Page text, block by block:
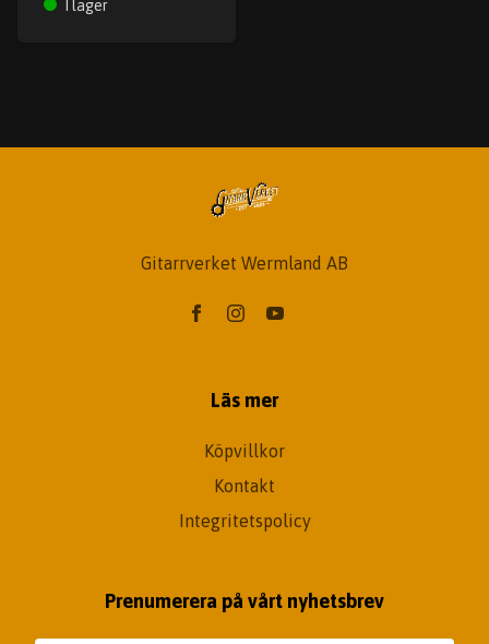
I lager
Gitarrverket Wermland AB
Läs mer
Köpvillkor
Kontakt
Integritetspolicy
Prenumerera på vårt nyhetsbrev